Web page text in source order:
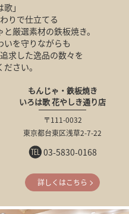
歌」
りで仕立てる
厳選素材の鉄板焼き。
いを守りながらも
求した逸品の数々を
さい。
もんじゃ・鉄板焼き
いろは歌 花やしき通り店
〒111-0032
東京都台東区浅草2-7-22
03-5830-0168
詳しくはこちら